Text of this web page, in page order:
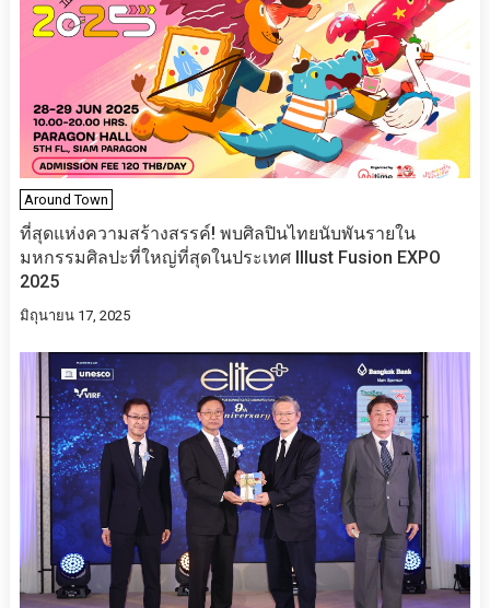
Around Town
ที่สุดแห่งความสร้างสรรค์! พบศิลปินไทยนับพันรายใน
มหกรรมศิลปะที่ใหญ่ที่สุดในประเทศ Illust Fusion EXPO
2025
มิถุนายน 17, 2025